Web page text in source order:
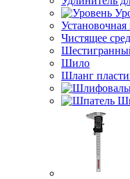
Чистящее
Шило
Шланг